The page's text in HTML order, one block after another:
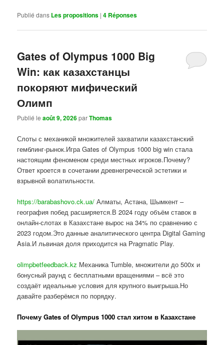
Publié dans Les propositions |4 Réponses
Gates of Olympus 1000 Big
Win: как казахстанцы
покоряют мифический
Олимп
Publié leaoût 9, 2026parThomas
Слоты с механикой множителей захватили казахстанский
гемблинг-рынок.Игра Gates of Olympus 1000 big win стала
настоящим феноменом среди местных игроков.Почему?
Ответ кроется в сочетании древнегреческой эстетики и
взрывной волатильности.
https://barabashovo.ck.ua/ Алматы, Астана, Шымкент –
география побед расширяется.В 2024 году объём ставок в
онлайн-слотах в Казахстане вырос на 34% по сравнению с
2023 годом.Это данные аналитического центра Digital Gaming
Asia.И львиная доля приходится на Pragmatic Play.
olimpbetfeedback.kz Механика Tumble, множители до 500x и
бонусный раунд с бесплатными вращениями – всё это
создаёт идеальные условия для крупного выигрыша.Но
давайте разберёмся по порядку.
Почему Gates of Olympus 1000 стал хитом в Казахстане